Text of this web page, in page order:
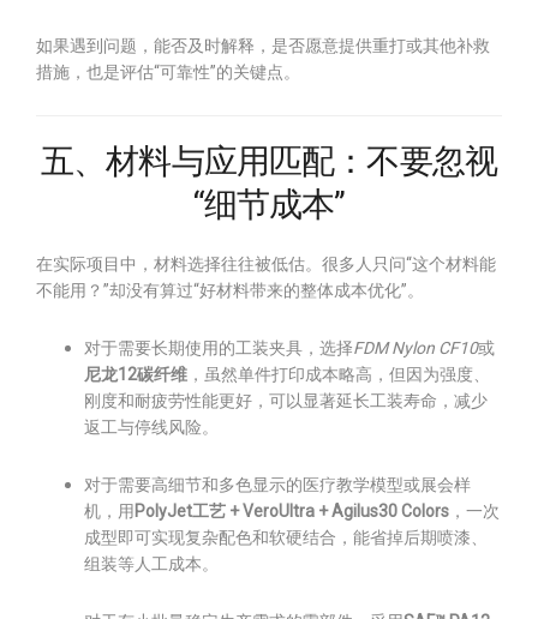
如果遇到问题，能否及时解释，是否愿意提供重打或其他补救
措施，也是评估“可靠性”的关键点。
五、材料与应用匹配：不要忽视
“细节成本”
在实际项目中，材料选择往往被低估。很多人只问“这个材料能
不能用？”却没有算过“好材料带来的整体成本优化”。
对于需要长期使用的工装夹具，选择FDM Nylon CF10或
尼龙12碳纤维 ，虽然单件打印成本略高，但因为强度、
刚度和耐疲劳性能更好，可以显著延长工装寿命，减少
返工与停线风险。
对于需要高细节和多色显示的医疗教学模型或展会样
机，用 PolyJet工艺 + VeroUltra + Agilus30 Colors ，一次
成型即可实现复杂配色和软硬结合，能省掉后期喷漆、
组装等人工成本。